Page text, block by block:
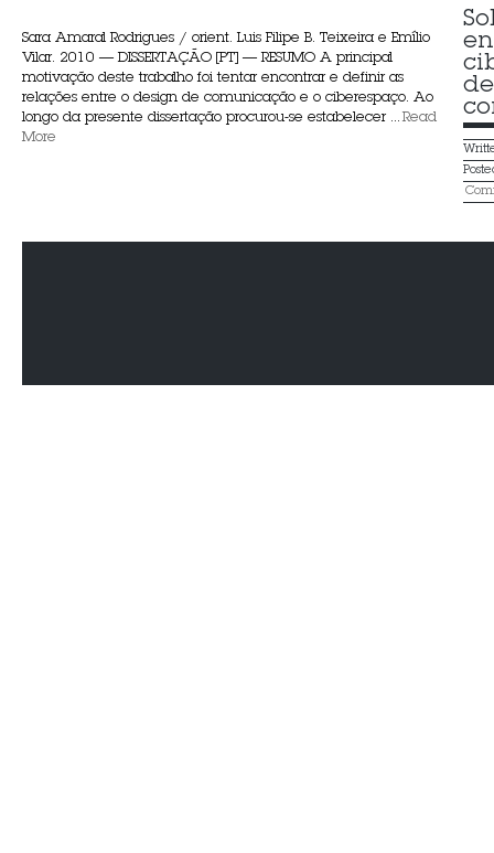
Sara Amaral Rodrigues / orient. Luis Filipe B. Teixeira e Emílio
Vilar. 2010 — DISSERTAÇÃO [PT] — RESUMO A principal
motivação deste trabalho foi tentar encontrar e definir as
relações entre o design de comunicação e o ciberespaço. Ao
longo da presente dissertação procurou-se estabelecer ... Read
More